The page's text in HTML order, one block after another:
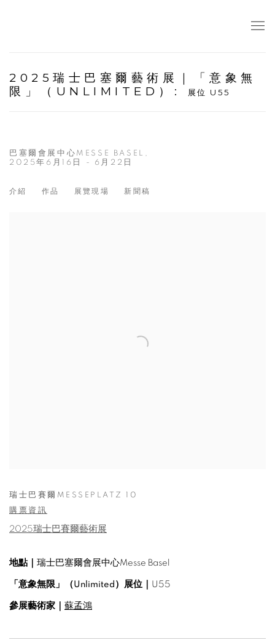
2025瑞士巴塞爾藝術展｜「意象無
限」（UNLIMITED） : 展位 U55
巴塞爾會展中心MESSE BASEL,
2025年6月16日 - 6月22日
介紹 作品 展覽現場 新聞稿
瑞士巴賽爾MESSEPLATZ 10
購票資訊
2025瑞士巴賽爾藝術展
地點｜ 瑞士巴塞爾會展中心Messe Basel
「意象無限」（Unlimited）展位｜ U55
參展藝術家｜ 蘇孟鴻